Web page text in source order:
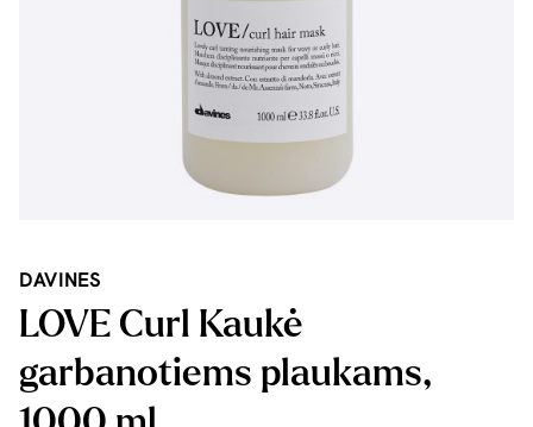
DAVINES
LOVE Curl Kaukė
garbanotiems plaukams,